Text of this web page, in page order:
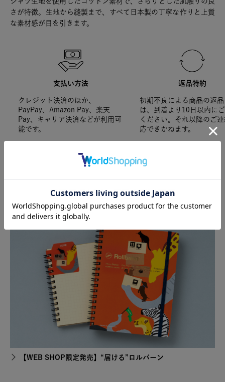
さが特徴。生地から縫製まで、すべて日本製の丁寧な作りと上質
な素材感が目を引きます。
支払い方法
クレジット決済のほか、
PayPay、Amazon Pay、楽天
Pay、キャリア決済などが利用可
能です。
返品特約
初期不良による商品の返
は、到着より10日以内に
ください。それ以降のご
応できかねます。
SPECIAL FEATURE
【WEB SHOP限定発売】“届ける”ロルバーン